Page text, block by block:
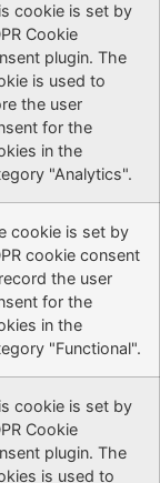
cookie is set by
Cookie
plugin. The
is used to
the user
for the
in the
"Analytics".
cookie is set by
cookie consent
the user
for the
in the
"Functional".
cookie is set by
Cookie
plugin. The
is used to